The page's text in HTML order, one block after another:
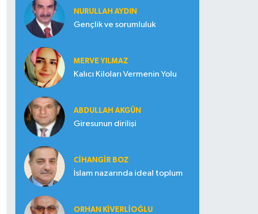
NURULLAH AYDIN
Gençlik ve sorumluluk
MERVE YILMAZ
Kalıcı Kiloları Vermenin Yolu
ABDULLAH AKGÜN
Giresunun dirilişi
CIHANGIR BOZ
İslam nazarında ideal toplum
ORHAN KIVERLIOĞLU